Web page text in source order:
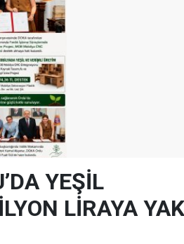
YEŞİL
LİRAYA